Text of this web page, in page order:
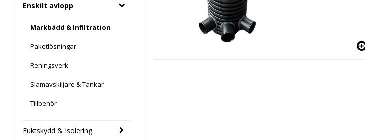
Enskilt avlopp
Markbädd & Infiltration
Paketlösningar
Reningsverk
Slamavskiljare & Tankar
Tillbehör
Fuktskydd & Isolering